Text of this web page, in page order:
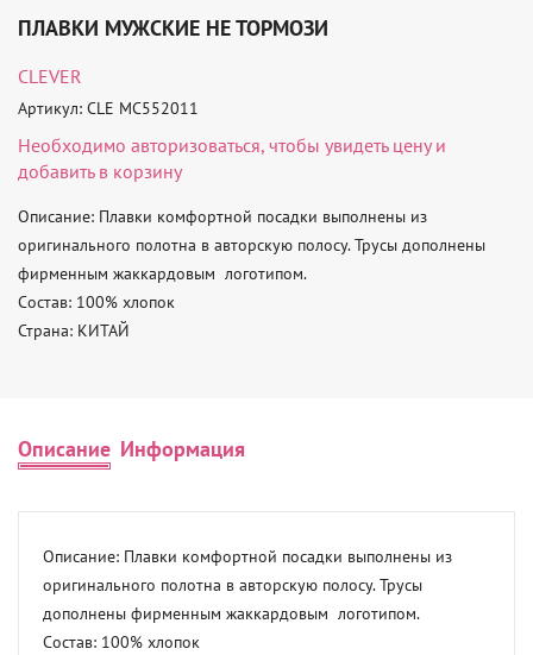
ПЛАВКИ МУЖСКИЕ НЕ ТОРМОЗИ
CLEVER
Артикул: CLE MC552011
Необходимо авторизоваться, чтобы увидеть цену и
добавить в корзину
Описание: Плавки комфортной посадки выполнены из
оригинального полотна в авторскую полосу. Трусы дополнены
фирменным жаккардовым  логотипом.
Состав: 100% хлопок
Страна: КИТАЙ
Описание Информация
Описание: Плавки комфортной посадки выполнены из
оригинального полотна в авторскую полосу. Трусы
дополнены фирменным жаккардовым  логотипом.
Состав: 100% хлопок